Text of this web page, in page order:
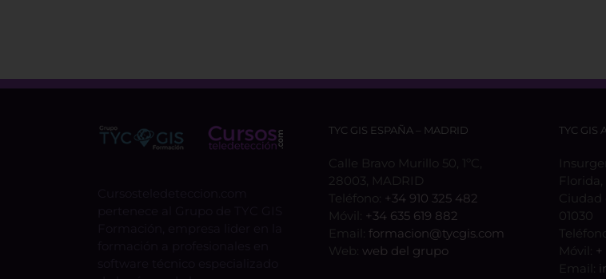
TYC GIS ESPAÑA – MADRID
Calle Bravo Murillo 50, 1ºC,
28003, MADRID
Teléfono: +34 910 325 482
Móvil: +34 635 619 882
Email: formacion@tycgis.com
Web: web del grupo
TYC GIS
Ciudad
01030
Móvil: +
Email: